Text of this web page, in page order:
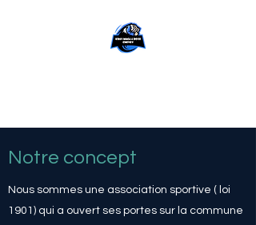
Notre concept
Nous sommes une association sportive ( loi
1901) qui a ouvert ses portes sur la commune